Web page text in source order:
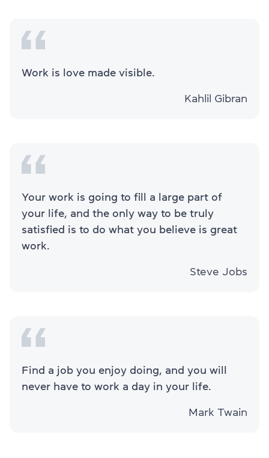
Work is love made visible.
Kahlil Gibran
Your work is going to fill a large part of
your life, and the only way to be truly
satisfied is to do what you believe is great
work.
Steve Jobs
Find a job you enjoy doing, and you will
never have to work a day in your life.
Mark Twain